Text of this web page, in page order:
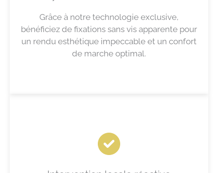
Grâce à notre technologie exclusive,
bénéficiez de fixations sans vis apparente pour
un rendu esthétique impeccable et un confort
de marche optimal.